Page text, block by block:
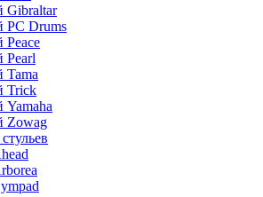
Gibraltar
PC Drums
Peace
Pearl
Tama
Trick
Yamaha
Zowag